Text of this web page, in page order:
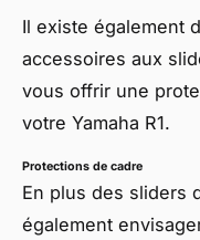
Il existe également
accessoires aux
vous offrir une
votre Yamaha R1.
Protections de cadre
En plus des sliders
également